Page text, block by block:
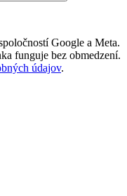
Google a Meta.
funguje bez obmedzení.
údajov.